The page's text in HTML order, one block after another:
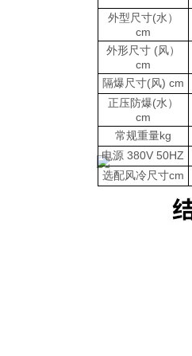
外型尺寸(水）
cm
外形尺寸 (风）
cm
隔爆尺寸(风) cm
正压防爆(水）
cm
常规重量kg
电源 380V 50HZ
选配风冷尺寸cm